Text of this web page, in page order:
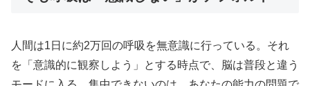
人間は1日に約2万回の呼吸を無意識に行っている。それ
を「意識的に観察しよう」とする時点で、脳は普段と違う